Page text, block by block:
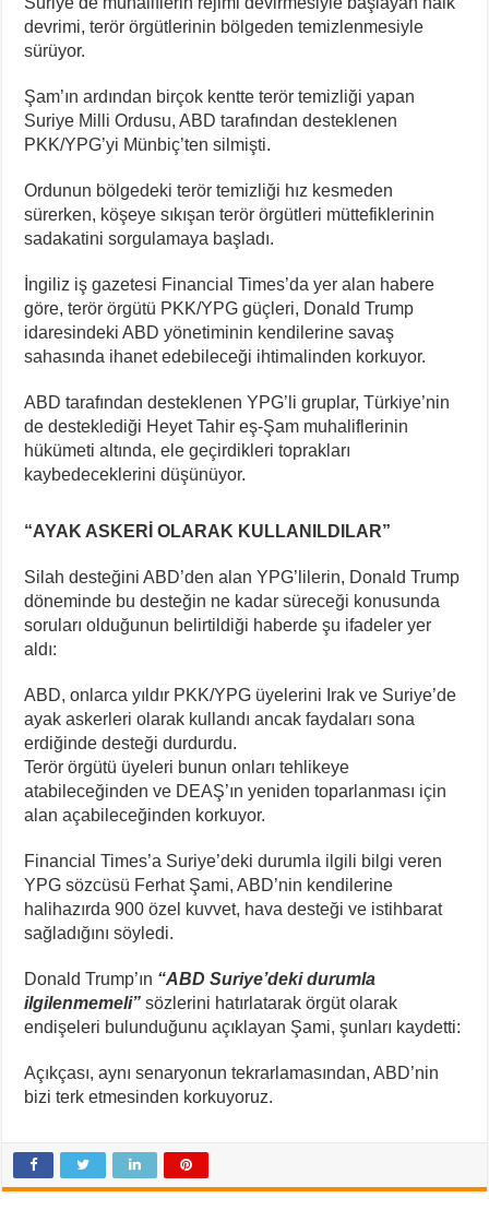
devrimi, terör örgütlerinin bölgeden temizlenmesiyle
sürüyor.
Şam’ın ardından birçok kentte terör temizliği yapan
Suriye Milli Ordusu, ABD tarafından desteklenen
PKK/YPG’yi Münbiç’ten silmişti.
Ordunun bölgedeki terör temizliği hız kesmeden
sürerken, köşeye sıkışan terör örgütleri müttefiklerinin
sadakatini sorgulamaya başladı.
İngiliz iş gazetesi Financial Times’da yer alan habere
göre, terör örgütü PKK/YPG güçleri, Donald Trump
idaresindeki ABD yönetiminin kendilerine savaş
sahasında ihanet edebileceği ihtimalinden korkuyor.
ABD tarafından desteklenen YPG’li gruplar, Türkiye’nin
de desteklediği Heyet Tahir eş-Şam muhaliflerinin
hükümeti altında, ele geçirdikleri toprakları
kaybedeceklerini düşünüyor.
“AYAK ASKERİ OLARAK KULLANILDILAR”
Silah desteğini ABD’den alan YPG’lilerin, Donald Trump
döneminde bu desteğin ne kadar süreceği konusunda
soruları olduğunun belirtildiği haberde şu ifadeler yer
aldı:
ABD, onlarca yıldır PKK/YPG üyelerini Irak ve Suriye’de
ayak askerleri olarak kullandı ancak faydaları sona
erdiğinde desteği durdurdu.
Terör örgütü üyeleri bunun onları tehlikeye
atabileceğinden ve DEAŞ’ın yeniden toparlanması için
alan açabileceğinden korkuyor.
Financial Times’a Suriye’deki durumla ilgili bilgi veren
YPG sözcüsü Ferhat Şami, ABD’nin kendilerine
halihazırda 900 özel kuvvet, hava desteği ve istihbarat
sağladığını söyledi.
Donald Trump’ın “ABD Suriye’deki durumla
ilgilenmemeli” sözlerini hatırlatarak örgüt olarak
endişeleri bulunduğunu açıklayan Şami, şunları kaydetti:
Açıkçası, aynı senaryonun tekrarlamasından, ABD’nin
bizi terk etmesinden korkuyoruz.